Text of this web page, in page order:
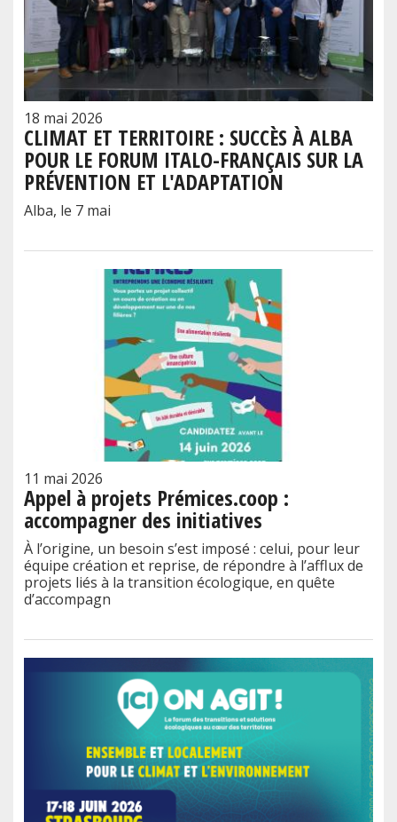
18 mai 2026
CLIMAT ET TERRITOIRE : SUCCÈS À ALBA
POUR LE FORUM ITALO-FRANÇAIS SUR LA
PRÉVENTION ET L'ADAPTATION
Alba, le 7 mai
11 mai 2026
Appel à projets Prémices.coop :
accompagner des initiatives
À l’origine, un besoin s’est imposé : celui, pour leur
équipe création et reprise, de répondre à l’afflux de
projets liés à la transition écologique, en quête
d’accompagn